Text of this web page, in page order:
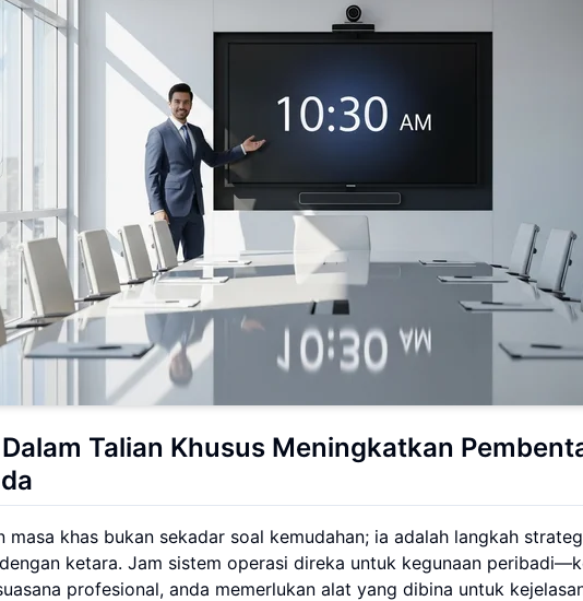
Talian Khusus Meningkatkan
masa khas bukan sekadar soal kemudahan; ia adalah langkah
ketara. Jam sistem operasi direka untuk kegunaan
profesional, anda memerlukan alat yang dibina untuk